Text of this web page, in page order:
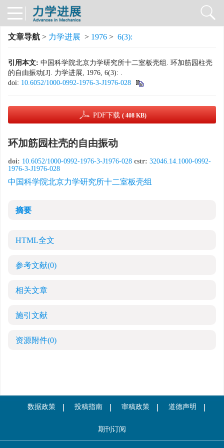
文章导航 > 力学进展 > 1976 > 6(3):
引用本文: 中国科学院北京力学研究所十二室板壳组. 环加筋园柱壳
的自由振动[J]. 力学进展, 1976, 6(3): .
doi: 10.6052/1000-0992-1976-3-J1976-028
PDF下载 ( 408 KB)
环加筋园柱壳的自由振动
doi: 10.6052/1000-0992-1976-3-J1976-028 cstr: 32046.14.1000-0992-
1976-3-J1976-028
中国科学院北京力学研究所十二室板壳组
摘要
HTML全文
参考文献(0)
相关文章
施引文献
资源附件(0)
数据政策 投稿指南 审稿政策 道德声明
期刊订阅